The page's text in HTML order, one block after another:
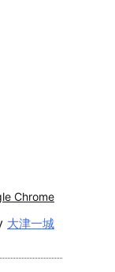
Chrome
大津一城